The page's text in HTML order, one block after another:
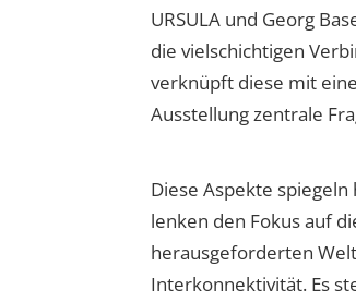
URSULA und Georg
die vielschichtigen
verknüpft diese mit
Ausstellung zentrale
Diese Aspekte
lenken den Fokus auf
herausgeforderten
Interkonnektivität. Es